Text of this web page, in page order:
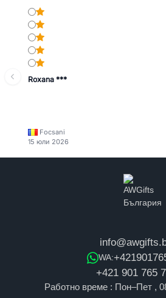
Roxana ***
Focsani
15 юли 2026
WA:
+421 901 765
Работно време : Пон–Пет ,